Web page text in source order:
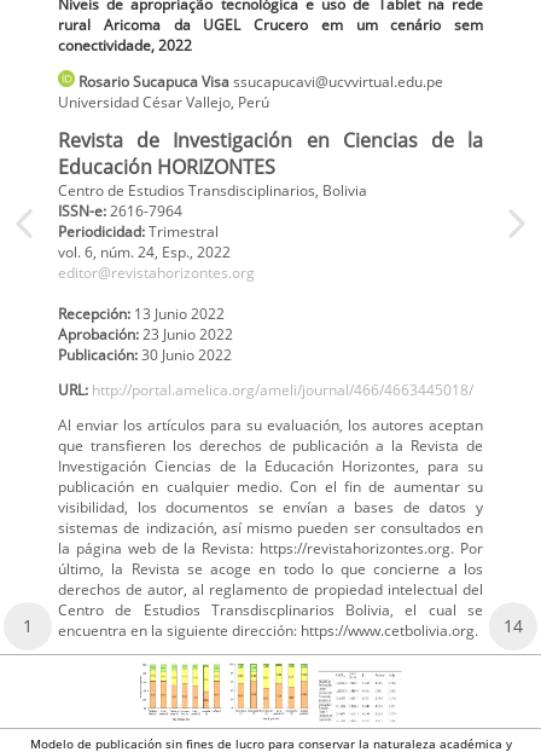
Níveis de apropriação tecnológica e uso de Tablet na rede
rural Aricoma da UGEL Crucero em um cenário sem
conectividade, 2022
RosarioSucapuca Visassucapucavi@ucvvirtual.edu.pe
Universidad César Vallejo, Perú
Revista de Investigación en Ciencias de la
Educación HORIZONTES
Centro de Estudios Transdisciplinarios, Bolivia
ISSN-e:2616-7964
Periodicidad:Trimestral
vol. 6,
núm. 24, Esp., 2022
editor@revistahorizontes.org
Recepción:
13 Junio 2022
Aprobación:
23 Junio 2022
Publicación:
30 Junio 2022
URL: http://portal.amelica.org/ameli/journal/466/4663445018/
Al enviar los artículos para su evaluación, los autores aceptan
que transfieren los derechos de publicación a la Revista de
Investigación Ciencias de la Educación Horizontes, para su
publicación en cualquier medio. Con el fin de aumentar su
visibilidad, los documentos se envían a bases de datos y
sistemas de indización, así mismo pueden ser consultados en
la página web de la Revista: https://revistahorizontes.org. Por
último, la Revista se acoge en todo lo que concierne a los
derechos de autor, al reglamento de propiedad intelectual del
Centro de Estudios Transdiscplinarios Bolivia, el cual se
encuentra en la siguiente dirección: https://www.cetbolivia.org.
1 14
Modelo de publicación sin fines de lucro para conservar la naturaleza académica y